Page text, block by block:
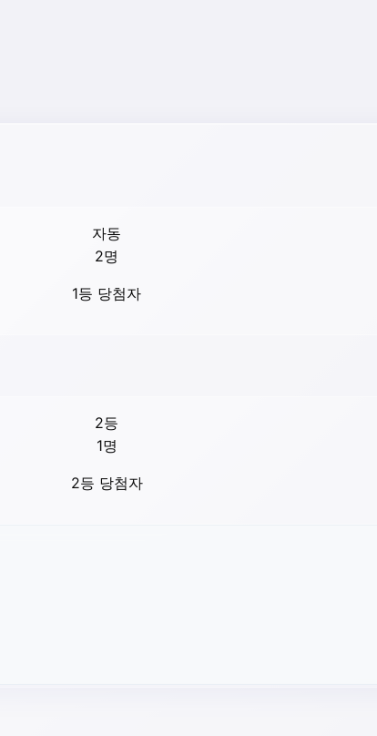
자동
2명
1등 당첨자
2등
1명
2등 당첨자